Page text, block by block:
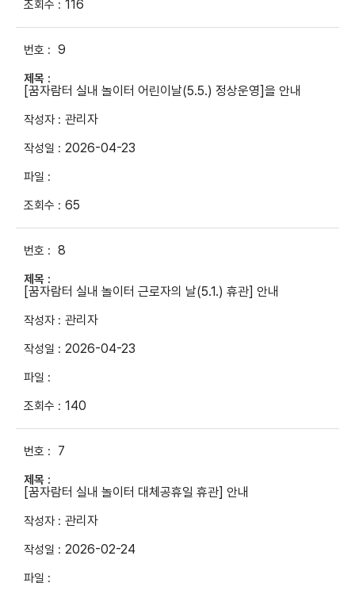
116
9
[꿈자람터 실내 놀이터 어린이날(5.5.) 정상운영]을 안내
관리자
2026-04-23
65
8
[꿈자람터 실내 놀이터 근로자의 날(5.1.) 휴관] 안내
관리자
2026-04-23
140
7
[꿈자람터 실내 놀이터 대체공휴일 휴관] 안내
관리자
2026-02-24